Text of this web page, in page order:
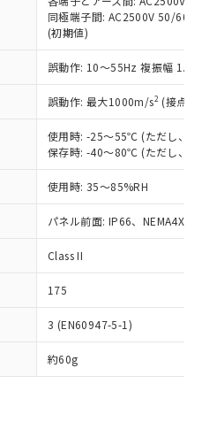
同極端子間: AC2500V 50/
(初期値)
誤動作: 10～55Hz 複振幅
誤動作: 最大1000m/s2 (接点
使用時: -25～55℃ (ただし、氷
保存時: -40～80℃ (ただし、氷
使用時: 35～85%RH
パネル前面: IP66、NEMA4X,
Class II
175
3 (EN60947-5-1)
約60g
準価格照会結果は、
日時点での社内デー
れるものであり、閲
実際の在庫および標
場合があることをご
よび標準価格はお客
たはお客様担当のオ
売店・当社販売員に
販売店や当社販売拠
ワーク
」をご確認
準価格結果を当社の
三者に漏洩または開
いします。
部品リスト作成サー
いただくには、I-Web
録されている必要が
があります。
以下、ポリ臭化ビフェニル
臭化ジフェニルエーテル類
ル酸ビス(2-エチルヘキシ
以下、フタル酸ブチ
以下、フタル酸ジブチル
タル酸ジイソブチル
については閾値を超える意
しています。
況などにより、予定
ります。
当社販売部門へお問
(GB/T26572)：
) : 1000ppm、 Cd(カドミウ
、 PBBs(ポリ臭化ビフェ
、 DIBP(フタル酸ジ
フタル酸ブチルベンジ
ヘキシル)) : 1000ppm
物質）のすべてが基
します。
況下において有害物
環境に深刻な影響を
します。
社販売部門へお問
易法に定める商品
等」という）を輸出
供する場合は、日本
(または役務取引許
どの必要な手続きを
破棄する場合は、完
、違法に輸出されな
を講じます。
、核兵器、ミサイ
物兵器またはその他
の製造装置等に一切
を第三者に販売する
2および3の内容を当
ます。また当社は、
に係わる関係者が違
れがある場合は、取
せん。
在庫あり
満たないが在庫あり
新の在庫状況につ
客様のお取引先、ま
担当のオムロン制御
当社販売員にご確
、また在庫状況の
していない機種